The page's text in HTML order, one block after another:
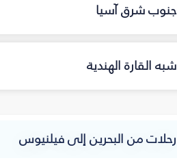
جنوب شرق آسيا
شبه القارة الهندية
رحلات من البحرين إلى فيلنيوس